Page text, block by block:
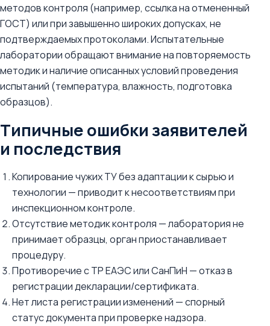
методов контроля (например, ссылка на отмененный
ГОСТ) или при завышенно широких допусках, не
подтверждаемых протоколами. Испытательные
лаборатории обращают внимание на повторяемость
методик и наличие описанных условий проведения
испытаний (температура, влажность, подготовка
образцов).
Типичные ошибки заявителей
и последствия
Копирование чужих ТУ без адаптации к сырью и
технологии — приводит к несоответствиям при
инспекционном контроле.
Отсутствие методик контроля — лаборатория не
принимает образцы, орган приостанавливает
процедуру.
Противоречие с ТР ЕАЭС или СанПиН — отказ в
регистрации декларации/сертификата.
Нет листа регистрации изменений — спорный
статус документа при проверке надзора.